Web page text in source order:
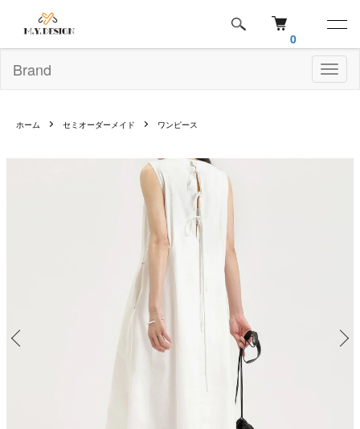
Brand
0
ホーム セミオーダーメイド ワンピース